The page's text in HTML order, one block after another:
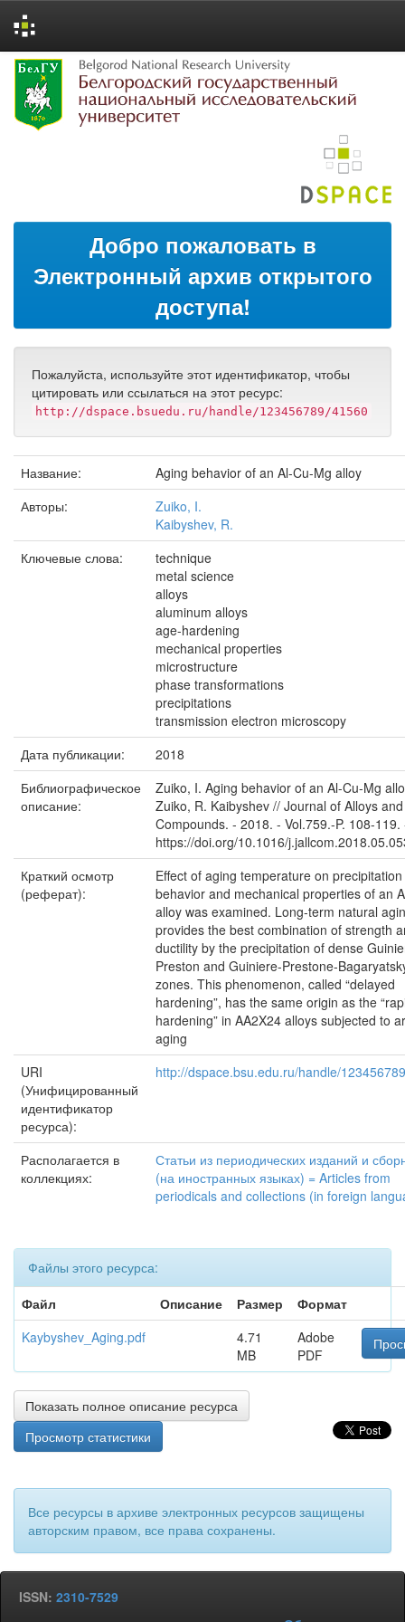
Skip
navigation
Добро пожаловать в
Электронный архив открытого
доступа!
Пожалуйста, используйте этот идентификатор, чтобы
цитировать или ссылаться на этот ресурс:
http://dspace.bsuedu.ru/handle/123456789/41560
Название:
Aging behavior of an Al-Cu-Mg alloy
Авторы:
Zuiko, I.
Kaibyshev, R.
Ключевые слова:
technique
metal science
alloys
aluminum alloys
age-hardening
mechanical properties
microstructure
phase transformations
precipitations
transmission electron microscopy
Дата публикации:
2018
Библиографическое
описание:
Zuiko, I. Aging behavior of an Al-Cu-Mg
Zuiko, R. Kaibyshev // Journal of Alloys and
Compounds. - 2018. - Vol.759.-P. 108-119.
https://doi.org/10.1016/
Краткий осмотр
(реферат):
Effect of aging temperature on precipitation
behavior and mechanical properties of an
alloy was examined. Long-term natural
provides the best combination of strength
ductility by the precipitation of dense
Preston and Guiniere-Prestone-
zones. This phenomenon, called “delayed
hardening”, has the same origin as the
hardening” in AA2X24 alloys subjected to
aging
URI
(Унифицированный
идентификатор
ресурса):
http://dspace.bsu.edu.ru/handle/
Располагается в
коллекциях:
Статьи из периодических изданий и
(на иностранных языках) = Articles from
periodicals and collections (in foreign
Файлы этого ресурса:
Файл
Описание Размер
Формат
Kaybyshev_Aging.pdf
4.71
MB
Adobe
PDF
Показать полное описание ресурса
Просмотр статистики
Все ресурсы в архиве электронных ресурсов защищены
авторским правом, все права сохранены.
ISSN: 2310-7529